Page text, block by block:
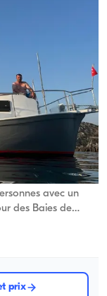
Nouveau bateau
avec un
des Baies de
prix